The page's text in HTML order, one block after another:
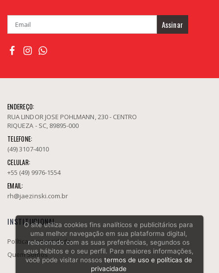
Assinar
ENDEREÇO:
RUA LINDOR JOSE POHLMANN, 230 - CENTRO
RIQUEZA - SC, 89895-000
TELEFONE:
(49) 3107-4010
CELULAR:
+55 (49) 9976-1554
EMAIL:
rh@jaezinski.com.br
INSTITUCIONAL
Política e privacidade
Quem Somos
O site utiliza cookies fins analíticos e publicitários para
uma melhor navegação em sua plataforma digital,
relacionado com as suas preferências, segundos os
seus hábitos e o seu perfil. Para maiores informações,
você pode visitar nossos termos de uso e políticas de
privacidade